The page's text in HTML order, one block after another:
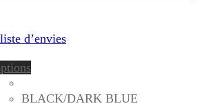
d’envies
BLACK/DARK BLUE